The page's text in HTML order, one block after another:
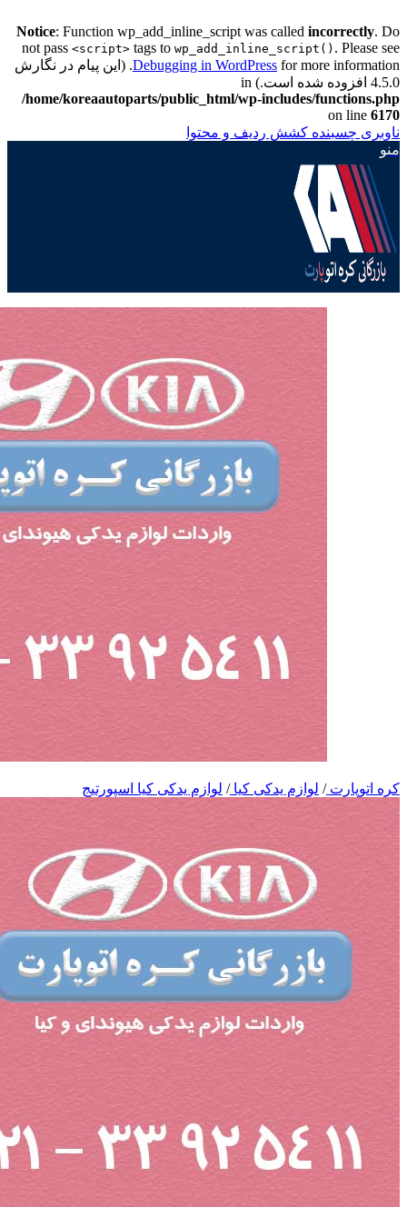
Notice: Function wp_add_inline_script was called incorrectly. Do
not pass <script> tags to wp_add_inline_script() . Please see
Debugging in WordPressfor more information. (این پیام در نگارش
4.5.0 افزوده شده است.) in
/home/koreaautoparts/public_html/wp-includes/functions.php
on line 6170
ناوبری چسبنده کشش ردیف و محتوا
منو
کره اتوپارت/ لوازم یدکی کیا/ لوازم یدکی کیا اسپورتیج